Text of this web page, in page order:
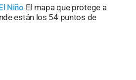
Niño El mapa que protege a
están los 54 puntos de